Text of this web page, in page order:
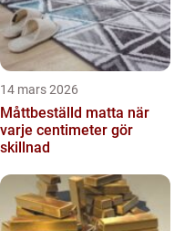
14 mars 2026
Måttbeställd matta när
varje centimeter gör
skillnad